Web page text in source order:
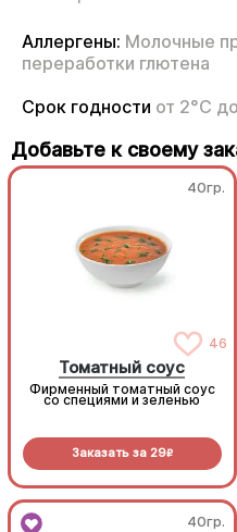
Аллергены: Молочные
переработки глютена
Срок годности от 2°С
Добавьте к своему
40гр.
46
Томатный соус
Фирменный томатный соус
со специями и зеленью
Заказать за 29R
40гр.